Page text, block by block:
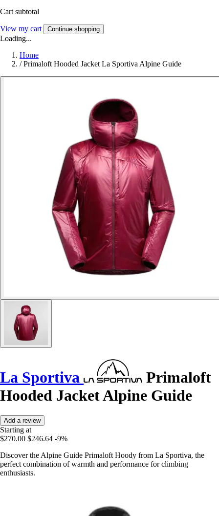
Cart subtotal
View my cart Continue shopping
Loading...
Home
/ Primaloft Hooded Jacket La Sportiva Alpine Guide
La Sportiva
Primaloft
Hooded Jacket Alpine Guide
Add a review
Starting at
$270.00 $246.64 -9%
Discover the Alpine Guide Primaloft Hoody from La Sportiva, the
perfect combination of warmth and performance for climbing
enthusiasts.